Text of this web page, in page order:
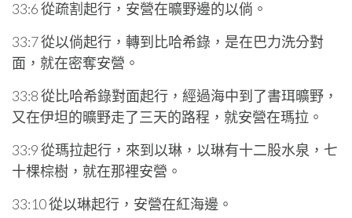
33:6 從疏割起行，安營在曠野邊的以倘。
33:7 從以倘起行，轉到比哈希錄，是在巴力洗分對
面，就在密奪安營。
33:8 從比哈希錄對面起行，經過海中到了書珥曠野，
又在伊坦的曠野走了三天的路程，就安營在瑪拉。
33:9 從瑪拉起行，來到以琳，以琳有十二股水泉，七
十棵棕樹，就在那裡安營。
33:10 從以琳起行，安營在紅海邊。